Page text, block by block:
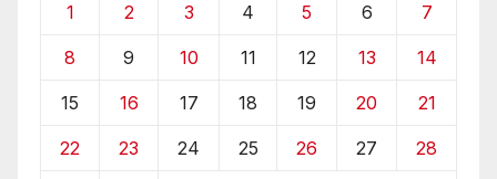
1 2 3 4 5 6 7
8 9 10 11 12 13 14
15 16 17 18 19 20 21
22 23 24 25 26 27 28